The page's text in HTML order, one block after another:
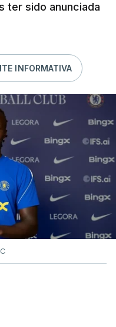
ter sido anunciada
INFORMATIVA